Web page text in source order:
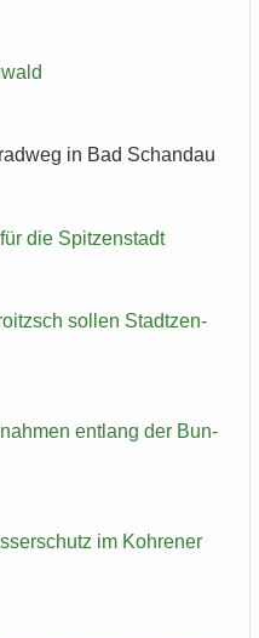
in Bad Schand­au
die Spit­zen­stadt
sol­len Stadt­zen­
ent­lang der Bun­
im Koh­re­ner